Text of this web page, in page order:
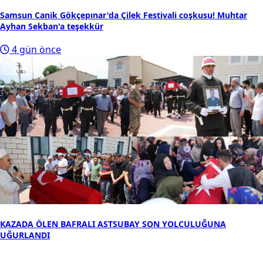
Samsun Canik Gökçepınar'da Çilek Festivali coşkusu! Muhtar
Ayhan Sekban'a teşekkür
4 gün önce
KAZADA ÖLEN BAFRALI ASTSUBAY SON YOLCULUĞUNA
UĞURLANDI